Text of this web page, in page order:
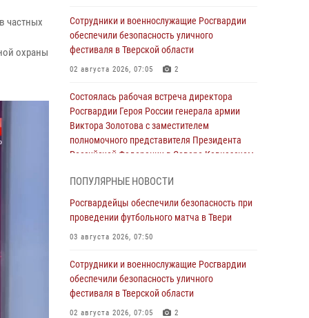
частных
охраны
Сотрудники и военнослужащие Росгвардии
обеспечили безопасность уличного
фестиваля в Тверской области
02 августа 2026, 07:05 2
Состоялась рабочая встреча директора
Росгвардии Героя России генерала армии
Виктора Золотова с заместителем
полномочного представителя Президента
Российской Федерации в Северо-Кавказском
Росгвардейцы в Твери приняли участие в
Сотрудники вневедомственной охраны
совершили 250 выездов и пресекли 20
правонарушений за неделю в Тверской
ПОПУЛЯРНЫЕ НОВОСТИ
Росгвардейцы обеспечили безопасность при
проведении футбольного матча в Твери
03 августа 2026, 07:50
Сотрудники и военнослужащие Росгвардии
обеспечили безопасность уличного
фестиваля в Тверской области
02 августа 2026, 07:05 2